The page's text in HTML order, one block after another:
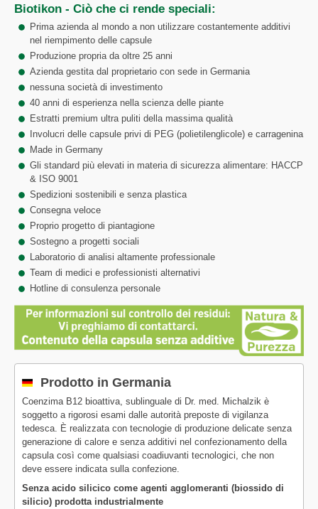
Biotikon - Ciò che ci rende speciali:
Prima azienda al mondo a non utilizzare costantemente additivi
nel riempimento delle capsule
Produzione propria da oltre 25 anni
Azienda gestita dal proprietario con sede in Germania
nessuna società di investimento
40 anni di esperienza nella scienza delle piante
Estratti premium ultra puliti della massima qualità
Involucri delle capsule privi di PEG (polietilenglicole) e carragenina
Made in Germany
Gli standard più elevati in materia di sicurezza alimentare: HACCP
& ISO 9001
Spedizioni sostenibili e senza plastica
Consegna veloce
Proprio progetto di piantagione
Sostegno a progetti sociali
Laboratorio di analisi altamente professionale
Team di medici e professionisti alternativi
Hotline di consulenza personale
Prodotto in Germania
Coenzima B12 bioattiva, sublinguale di Dr. med. Michalzik è
soggetto a rigorosi esami dalle autorità preposte di vigilanza
tedesca. È realizzata con tecnologie di produzione delicate senza
generazione di calore e senza additivi nel confezionamento della
capsula così come qualsiasi coadiuvanti tecnologici, che non
deve essere indicata sulla confezione.
Senza acido silicico come agenti agglomeranti (biossido di
silicio) prodotta industrialmente